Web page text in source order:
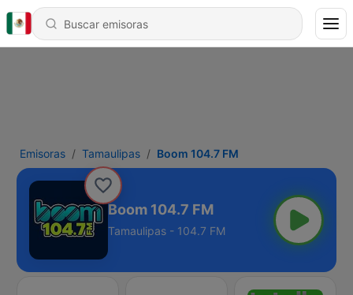
Emisoras Tamaulipas Boom 104.7 FM
Boom 104.7 FM
Tamaulipas - 104.7 FM